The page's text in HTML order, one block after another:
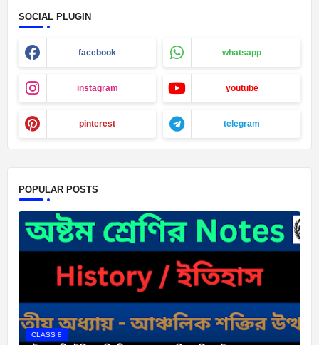
SOCIAL PLUGIN
facebook whatsapp
instagram youtube
pinterest telegram
POPULAR POSTS
CLASS 8